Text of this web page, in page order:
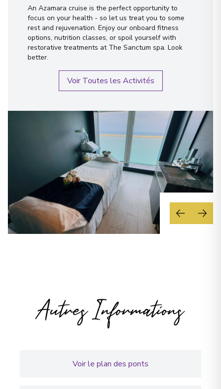
An Azamara cruise is the perfect opportunity to
focus on your health - so let us treat you to some
rest and rejuvenation. Enjoy our onboard fitness
options, nutrition classes, or spoil yourself with
restorative treatments at The Sanctum spa. Look
better.
Voir Toutes les Activités
Autres Informations
Voir le plan des ponts